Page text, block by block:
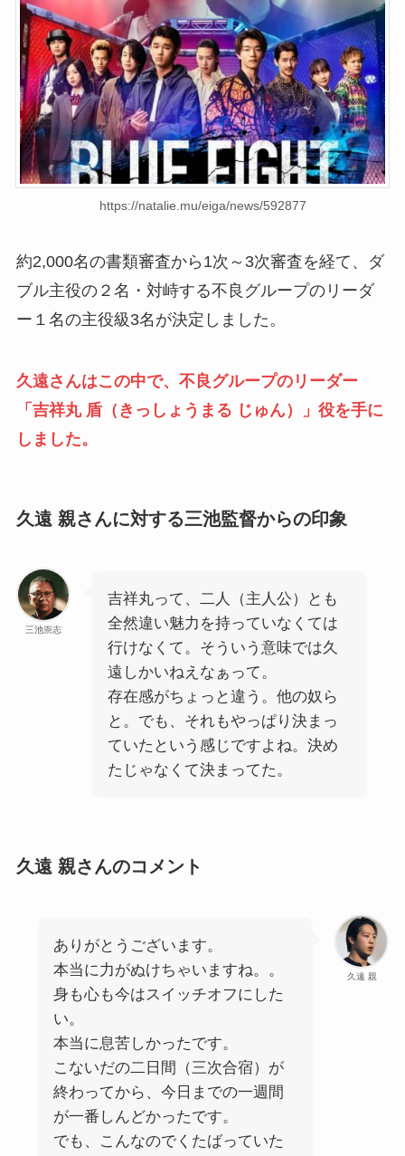
https://natalie.mu/eiga/news/592877
約2,000名の書類審査から1次～3次審査を経て、ダ
ブル主役の２名・対峙する不良グループのリーダ
ー１名の主役級3名が決定しました。
久遠さんはこの中で、不良グループのリーダー
「吉祥丸 盾（きっしょうまる じゅん）」役を手に
しました。
久遠 親さんに対する三池監督からの印象
三池崇志
吉祥丸って、二人（主人公）とも
全然違い魅力を持っていなくては
行けなくて。そういう意味では久
遠しかいねえなぁって。
存在感がちょっと違う。他の奴ら
と。でも、それもやっぱり決まっ
ていたという感じですよね。決め
たじゃなくて決まってた。
久遠 親さんのコメント
久遠 親
ありがとうございます。
本当に力がぬけちゃいますね。。
身も心も今はスイッチオフにした
い。
本当に息苦しかったです。
こないだの二日間（三次合宿）が
終わってから、今日までの一週間
が一番しんどかったです。
でも、こんなのでくたばっていた